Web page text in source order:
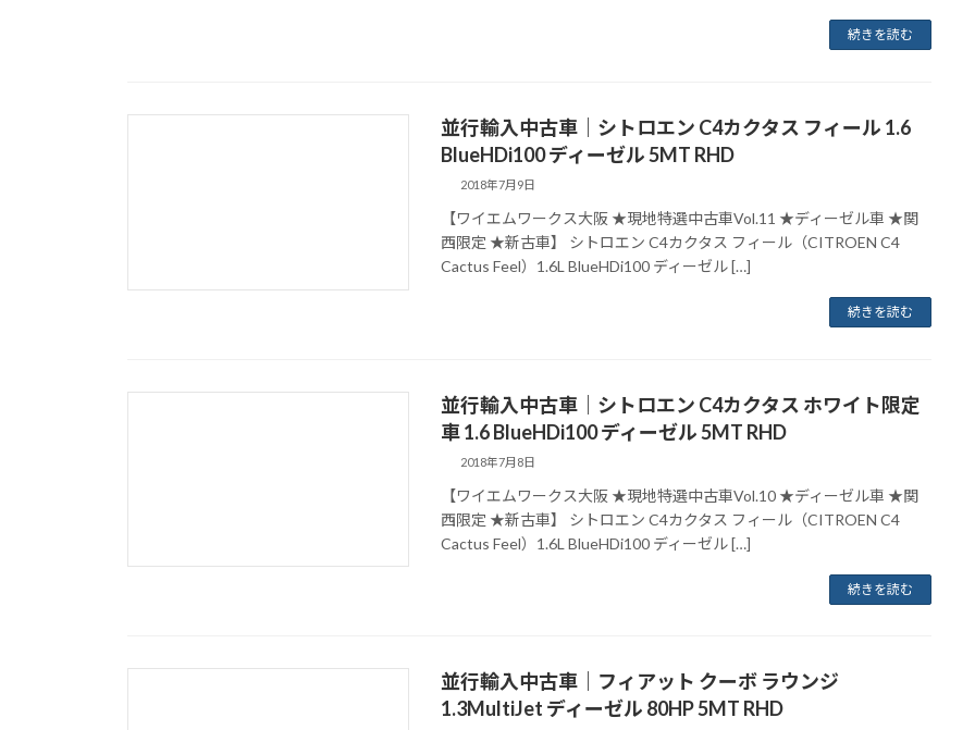
続きを読む
並行輸入中古車｜シトロエン C4カクタス フィール 1.6
BlueHDi100 ディーゼル 5MT RHD
2018年7月9日
【ワイエムワークス大阪 ★現地特選中古車Vol.11 ★ディーゼル車 ★関
西限定 ★新古車】 シトロエン C4カクタス フィール（CITROEN C4
Cactus Feel）1.6L BlueHDi100 ディーゼル […]
続きを読む
並行輸入中古車｜シトロエン C4カクタス ホワイト限定
車 1.6 BlueHDi100 ディーゼル 5MT RHD
2018年7月8日
【ワイエムワークス大阪 ★現地特選中古車Vol.10 ★ディーゼル車 ★関
西限定 ★新古車】 シトロエン C4カクタス フィール（CITROEN C4
Cactus Feel）1.6L BlueHDi100 ディーゼル […]
続きを読む
並行輸入中古車｜フィアット クーボ ラウンジ
1.3MultiJet ディーゼル 80HP 5MT RHD